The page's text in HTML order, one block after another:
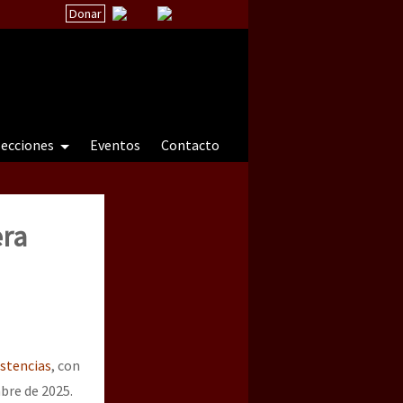
Donar
Eventos
Contacto
natureza sob cerco)
, con
de 2025.